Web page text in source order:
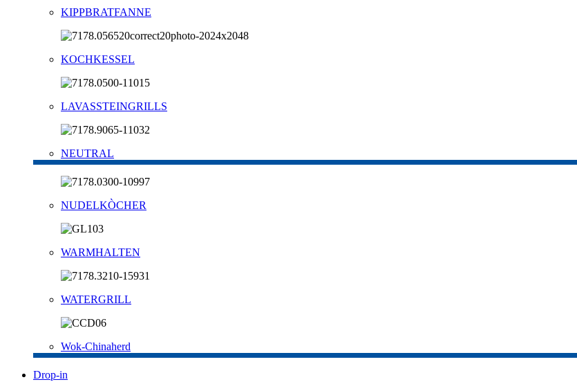
KIPPBRATFANNE
KOCHKESSEL
LAVASSTEINGRILLS
NEUTRAL
NUDELKÒCHER
WARMHALTEN
WATERGRILL
Wok-Chinaherd
Drop-in